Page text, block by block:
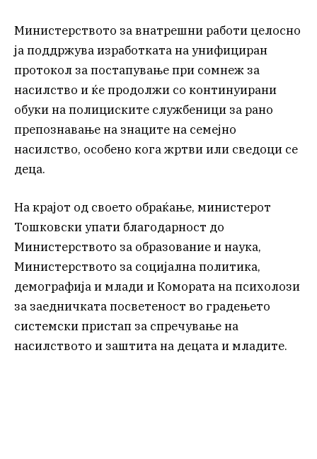
Министерството за внатрешни работи целосно
ја поддржува изработката на унифициран
протокол за постапување при сомнеж за
насилство и ќе продолжи со континуирани
обуки на полициските службеници за рано
препознавање на знаците на семејно
насилство, особено кога жртви или сведоци се
деца.
На крајот од своето обраќање, министерот
Тошковски упати благодарност до
Министерството за образование и наука,
Министерството за социјална политика,
демографија и млади и Комората на психолози
за заедничката посветеност во градењето
системски пристап за спречување на
насилството и заштита на децата и младите.